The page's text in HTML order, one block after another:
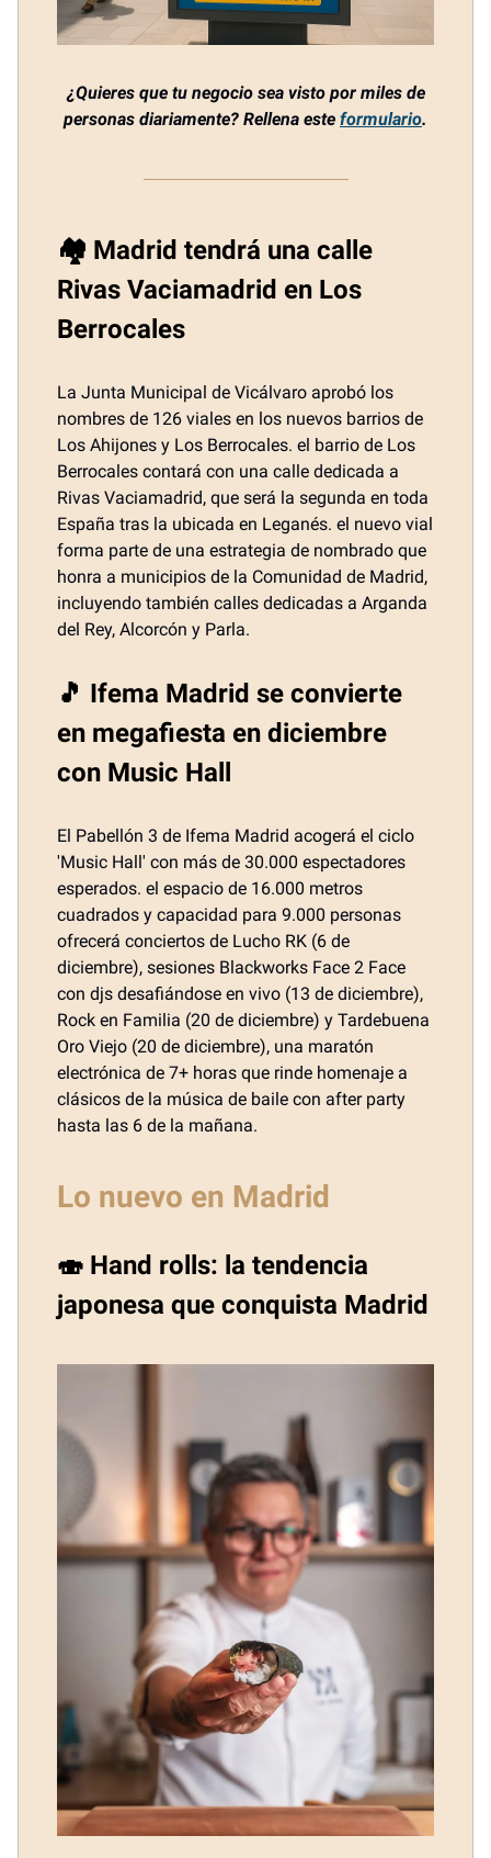
¿Quieres que tu negocio sea visto por miles de
personas diariamente? Rellena este formulario.
🏘️ Madrid tendrá una calle
Rivas Vaciamadrid en Los
Berrocales
La Junta Municipal de Vicálvaro aprobó los
nombres de 126 viales en los nuevos barrios de
Los Ahijones y Los Berrocales. el barrio de Los
Berrocales contará con una calle dedicada a
Rivas Vaciamadrid, que será la segunda en toda
España tras la ubicada en Leganés. el nuevo vial
forma parte de una estrategia de nombrado que
honra a municipios de la Comunidad de Madrid,
incluyendo también calles dedicadas a Arganda
del Rey, Alcorcón y Parla.
🎵 Ifema Madrid se convierte
en megafiesta en diciembre
con Music Hall
El Pabellón 3 de Ifema Madrid acogerá el ciclo
'Music Hall' con más de 30.000 espectadores
esperados. el espacio de 16.000 metros
cuadrados y capacidad para 9.000 personas
ofrecerá conciertos de Lucho RK (6 de
diciembre), sesiones Blackworks Face 2 Face
con djs desafiándose en vivo (13 de diciembre),
Rock en Familia (20 de diciembre) y Tardebuena
Oro Viejo (20 de diciembre), una maratón
electrónica de 7+ horas que rinde homenaje a
clásicos de la música de baile con after party
hasta las 6 de la mañana.
Lo nuevo en Madrid
🍣 Hand rolls: la tendencia
japonesa que conquista Madrid